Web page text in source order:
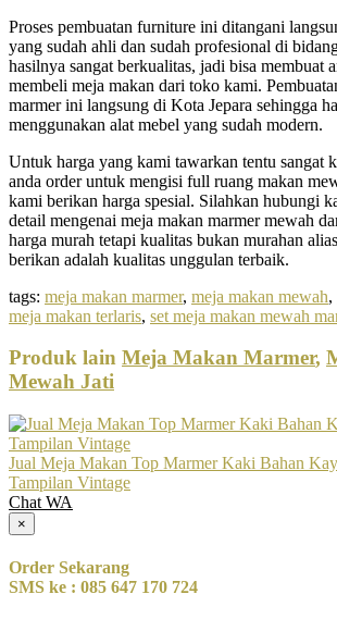
Proses pembuatan furniture ini ditangani
yang sudah ahli dan sudah profesional di
hasilnya sangat berkualitas, jadi bisa membuat
membeli meja makan dari toko kami.
marmer ini langsung di Kota Jepara sehingga
menggunakan alat mebel yang sudah modern.
Untuk harga yang kami tawarkan tentu sangat
anda order untuk mengisi full ruang makan
kami berikan harga spesial. Silahkan hubungi
detail mengenai meja makan marmer mewah
harga murah tetapi kualitas bukan murahan
berikan adalah kualitas unggulan terbaik.
tags: meja makan marmer, meja makan mewah,
meja makan terlaris, set meja makan mewah
Produk lain Meja Makan Marmer,
Mewah Jati
Jual Meja Makan Top Marmer Kaki Bahan
Tampilan Vintage
Chat WA
×
Order Sekarang
SMS ke : 085 647 170 724